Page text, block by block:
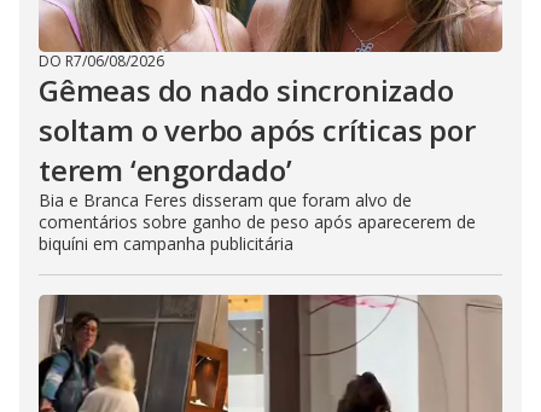
DO R7/06/08/2026
Gêmeas do nado sincronizado
soltam o verbo após críticas por
terem ‘engordado’
Bia e Branca Feres disseram que foram alvo de
comentários sobre ganho de peso após aparecerem de
biquíni em campanha publicitária